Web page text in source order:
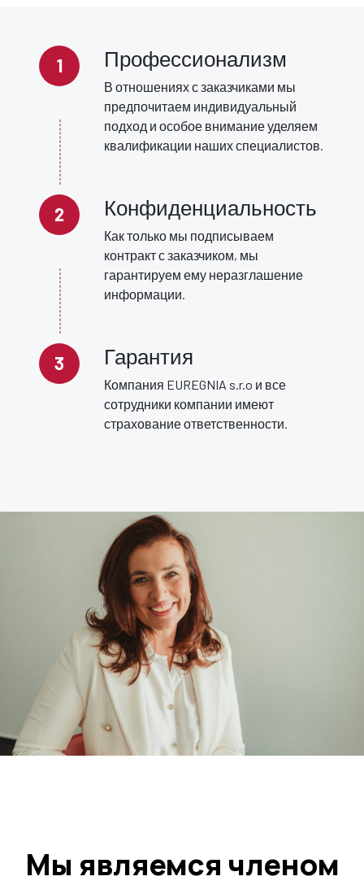
Профессионализм
В отношениях с заказчиками мы
предпочитаем индивидуальный
подход и особое внимание уделяем
квалификации наших специалистов.
Конфиденциальность
Как только мы подписываем
контракт с заказчиком, мы
гарантируем ему неразглашение
информации.
Гарантия
Компания EUREGNIA s.r.o и все
сотрудники компании имеют
страхование ответственности.
Мы являемся членом